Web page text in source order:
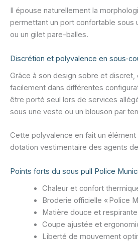
Il épouse naturellement la
permettant un port confortable sous
ou un gilet pare-balles.
Discrétion et polyvalence en
Grâce à son design sobre et discret,
facilement dans différentes
être porté seul lors de services
sous une veste ou un blouson par
Cette polyvalence en fait un
dotation vestimentaire des agents
Points forts du sous pull Police
Chaleur et confort
Broderie officielle « Police
Matière douce et respirante
Coupe ajustée et
Liberté de mouvement